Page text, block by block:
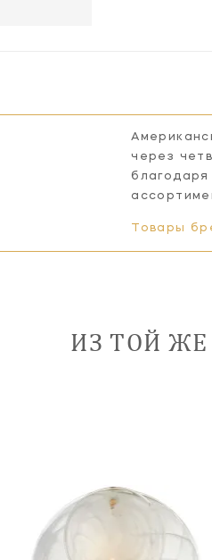
через
Товары
ИЗ ТОЙ